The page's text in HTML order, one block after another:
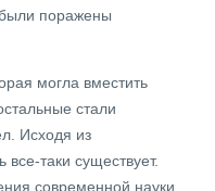
поражены
могла вместить
стали
Исходя из
таки существует.
современной науки